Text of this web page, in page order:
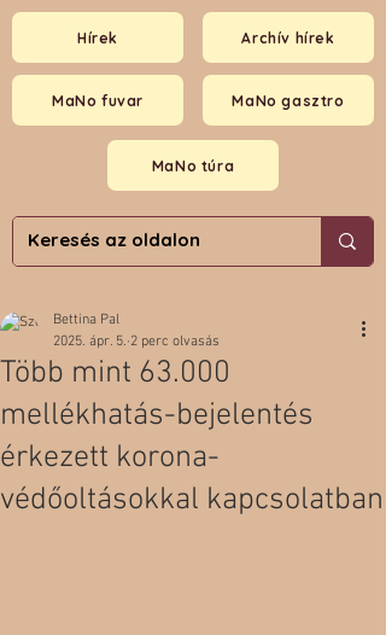
Hírek
MaNo fuvar MaNo gasztro
MaNo túra
Archív hírek
Több mint 63.000
mellékhatás-bejelentés
érkezett korona-
védőoltásokkal kapcsolatban
Bettina Pal
2025. ápr. 5. 2 perc olvasás